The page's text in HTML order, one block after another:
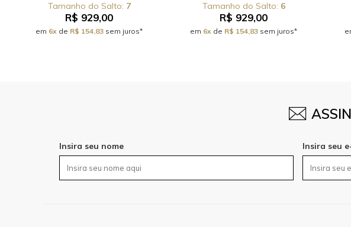
7
R$ 929,00
em 6x de R$ 154,83 sem juros*
6
R$ 929,00
em 6x de R$ 154,83 sem juros*
Insira seu nome Insira seu